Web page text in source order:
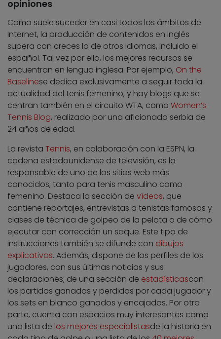
opiniones
Como suele suceder en casi todos los ámbitos de
Internet, la producción de contenidos en inglés
supera con creces la de otros idiomas, incluido el
español. Tal vez por ello, los mejores recursos se
encuentran en lengua inglesa. Por ejemplo, On the
Baselinese dedica exclusivamente a seguir toda la
actualidad del tenis femenino, y hay blogs que se
centran también en el circuito WTA, como Women’s
Tennis Blog, realizado por una aficionada serbia de
24 años de edad.
La revista Tennis, en colaboración con la ESPN, la
cadena estadounidense de televisión, es la
responsable de uno de los sitios web más
conocidos, tanto para tenis masculino como
femenino. Destaca la sección de vídeos, que
contiene reportajes, entrevistas a tenistas famosos y
clases de técnica de golpeo de la pelota o de cómo
ejecutar con corrección un saque. Este tipo de
instrucciones también se difunde con dibujos
explicativos. Además, dispone de los perfiles de los
jugadores, con sus últimas noticias y sus
declaraciones; de una sección de estadísticascon
los partidos ganados y perdidos por cada jugador y
los sets en blanco ganados y encajados. Por otra
parte, cuenta con espacios muy interesantes como
una lista de los mejores especialistasde la historia en